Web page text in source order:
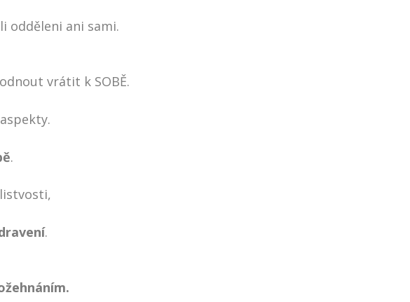
odděleni ani sami.
vrátit k SOBĚ.
.
.